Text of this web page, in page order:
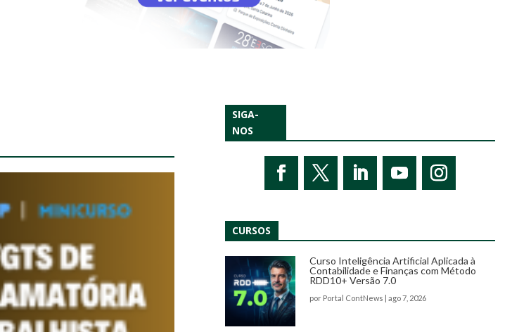
SIGA-
NOS
CURSOS
Curso Inteligência Artificial Aplicada à
Contabilidade e Finanças com Método
RDD10+ Versão 7.0
por Portal ContNews | ago 7, 2026